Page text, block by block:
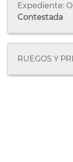
Expediente:
Contestada
RUEGOS Y